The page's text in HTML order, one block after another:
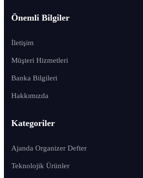
Önemli Bilgiler
İletişim
Müşteri Hizmetleri
Banka Bilgileri
Hakkımızda
Kategoriler
Ajanda Organizer Defter
Teknolojik Ürünler